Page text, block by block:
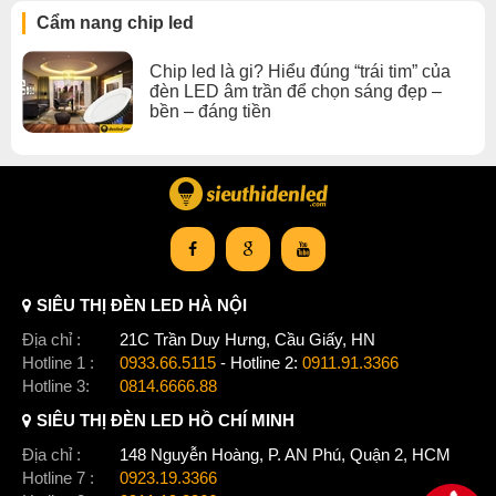
Hiệu quả cao
Xem thêm:Chip Led nguồn đèn led âm trần, Chip Led 11-30w
,Chip Led đèn led âm trần
Cẩm nang chip led
Chip led là gi? Hiểu đúng “trái tim” của
đèn LED âm trần để chọn sáng đẹp –
bền – đáng tiền
SIÊU THỊ ĐÈN LED HÀ NỘI
Địa chỉ :
21C Trần Duy Hưng, Cầu Giấy, HN
Hotline 1 :
0933.66.5115 - Hotline 2: 0911.91.3366
Hotline 3:
0814.6666.88
SIÊU THỊ ĐÈN LED HỒ CHÍ MINH
Địa chỉ :
148 Nguyễn Hoàng, P. AN Phú, Quận 2, HCM
Hotline 7 :
0923.19.3366